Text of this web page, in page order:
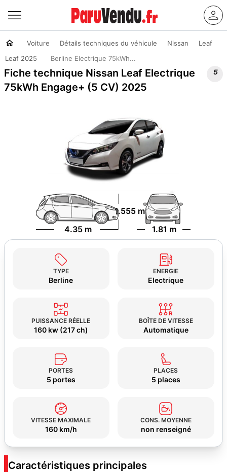
Voiture Détails techniques du véhicule Nissan
Leaf
Leaf 2025
Berline Electrique 75kWh...
Fiche technique Nissan Leaf Electrique
75kWh Engage+ (5 CV) 2025

4.35 m 1.81 m
1.555 m
TYPE
Berline
ENERGIE
Electrique
PUISSANCE RÉELLE
160 kw (217 ch)
BOÎTE DE VITESSE
Automatique
PORTES
5 portes
PLACES
5 places
VITESSE MAXIMALE
160 km/h
CONS. MOYENNE
non renseigné
Caractéristiques principales